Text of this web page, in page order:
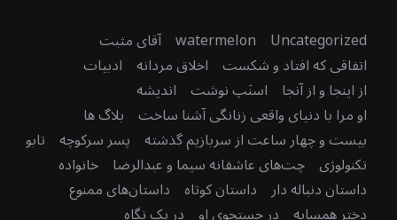
Uncategorized
watermelon آقای مثبت
اتفاقی که افتاد و شکست اخلاق مردانه ادبیات
از اینجا و از آنجا اسنَپ نوشت اندیشه
او مرا با دنیای واقعی زنانگی آشنا ساخت بلاگ ها
بیست و چهار ساعت از سربازیم گذشته پسر سرکوچه تابو
تکنولوژی چت‌های عاشقانه سیما و عبدالرضا خانواده
داستان دنباله دار داستان کوتاه داستان‌های ممنوع